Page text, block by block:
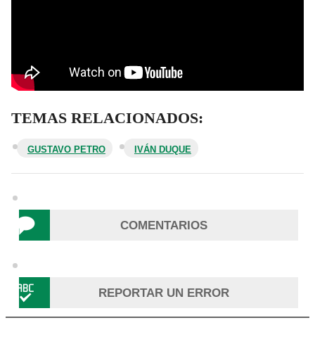
TEMAS RELACIONADOS:
GUSTAVO PETRO IVÁN DUQUE
COMENTARIOS
REPORTAR UN ERROR